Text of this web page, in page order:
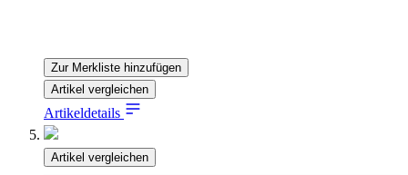
Zur Merkliste hinzufügen
Artikel vergleichen
Artikeldetails
Artikel vergleichen